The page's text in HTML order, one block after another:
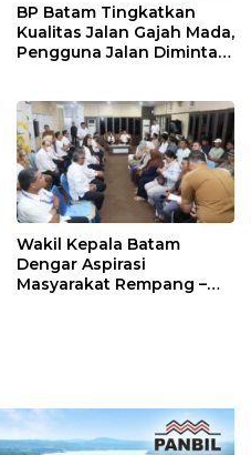
BP Batam Tingkatkan
Kualitas Jalan Gajah Mada,
Pengguna Jalan Diminta
Wakil Kepala Batam
Dengar Aspirasi
Masyarakat Rempang –